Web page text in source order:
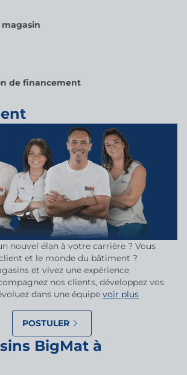
magasin
de financement
nouvel élan à votre carrière ? Vous
et le monde du bâtiment ?
et vivez une expérience
nos clients, développez vos
dans une équipe voir plus
POSTULER
BigMat à